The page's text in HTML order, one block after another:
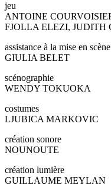
jeu
ANTOINE
FJOLLA ELEZI,
assistance à la mise en scène
GIULIA BELET
scénographie
WENDY TOKUOKA
costumes
LJUBICA MARKOVIC
création sonore
NOUNOUTE
création lumière
GUILLAUME MEYLAN